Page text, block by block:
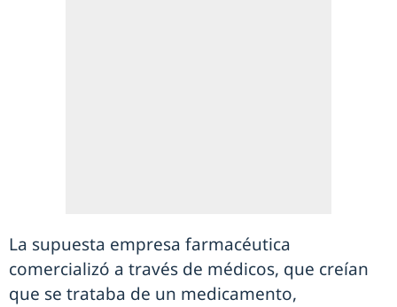
La supuesta empresa farmacéutica
comercializó a través de médicos, que creían
que se trataba de un medicamento,